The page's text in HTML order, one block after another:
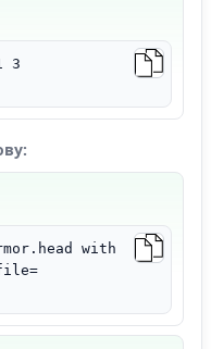
3
with